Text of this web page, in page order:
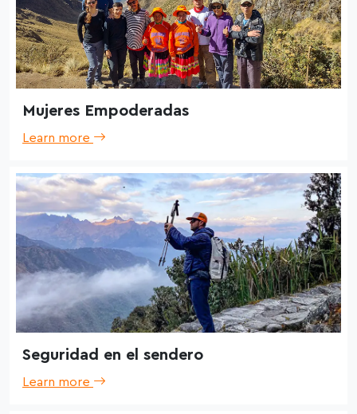
Mujeres Empoderadas
Learn more
Seguridad en el sendero
Learn more